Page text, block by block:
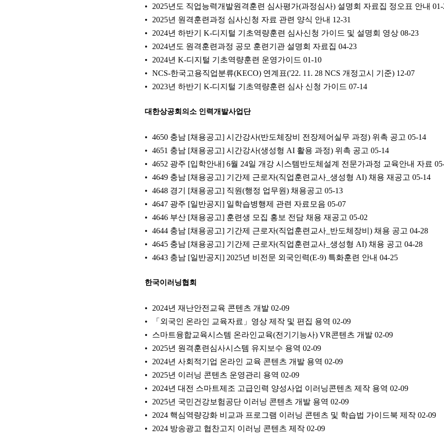
2025년도 직업능력개발원격훈련 심사평가(과정심사) 설명회 자료집 정오표 안내
2025년 원격훈련과정 심사신청 자료 관련 양식 안내 12-31
2024년 하반기 K-디지털 기초역량훈련 심사신청 가이드 및 설명회 영상 08-23
2024년도 원격훈련과정 공모 훈련기관 설명회 자료집 04-23
2024년 K-디지털 기초역량훈련 운영가이드 01-10
NCS-한국고용직업분류(KECO) 연계표('22. 11. 28 NCS 개정고시 기준) 12-07
2023년 하반기 K-디지털 기초역량훈련 심사 신청 가이드 07-14
대한상공회의소 인력개발사업단
4650 충남 [채용공고] 시간강사(반도체장비 전장제어실무 과정) 위촉 공고 05-14
4651 충남 [채용공고] 시간강사(생성형 AI 활용 과정) 위촉 공고 05-14
4652 광주 [입학안내] 6월 24일 개강 시스템반도체설계 전문가과정 교육안내 자료
4649 충남 [채용공고] 기간제 근로자(직업훈련교사_생성형 AI) 채용 재공고 05-14
4648 경기 [채용공고] 직원(행정 업무원) 채용공고 05-13
4647 광주 [일반공지] 일학습병행제 관련 자료모음 05-07
4646 부산 [채용공고] 훈련생 모집 홍보 전담 채용 재공고 05-02
4644 충남 [채용공고] 기간제 근로자(직업훈련교사_반도체장비) 채용 공고 04-28
4645 충남 [채용공고] 기간제 근로자(직업훈련교사_생성형 AI) 채용 공고 04-28
4643 충남 [일반공지] 2025년 비전문 외국인력(E-9) 특화훈련 안내 04-25
한국이러닝협회
2024년 재난안전교육 콘텐츠 개발 02-09
「외국인 온라인 교육자료」영상 제작 및 편집 용역 02-09
스마트융합교육시스템 온라인교육(전기기능사) VR콘텐츠 개발 02-09
2025년 원격훈련심사시스템 유지보수 용역 02-09
2024년 사회적기업 온라인 교육 콘텐츠 개발 용역 02-09
2025년 이러닝 콘텐츠 운영관리 용역 02-09
2024년 대전 스마트제조 고급인력 양성사업 이러닝콘텐츠 제작 용역 02-09
2025년 국민건강보험공단 이러닝 콘텐츠 개발 용역 02-09
2024 핵심역량강화 비교과 프로그램 이러닝 콘텐츠 및 학습법 가이드북 제작 02-09
2024 방송광고 협찬고지 이러닝 콘텐츠 제작 02-09